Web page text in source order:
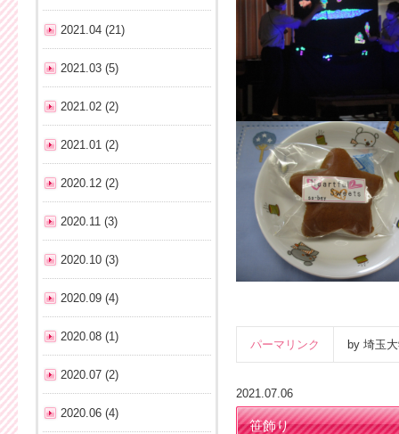
パーマリンク by 埼玉
2021.07.06
笹飾り
2021.04 (21)
2021.03 (5)
2021.02 (2)
2021.01 (2)
2020.12 (2)
2020.11 (3)
2020.10 (3)
2020.09 (4)
2020.08 (1)
2020.07 (2)
2020.06 (4)